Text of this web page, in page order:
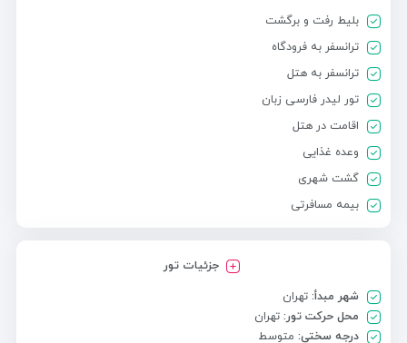
بلیط رفت و برگشت
ترانسفر به فرودگاه
ترانسفر به هتل
تور لیدر فارسی زبان
اقامت در هتل
وعده غذایی
گشت شهری
بیمه مسافرتی
جزئیات تور
شهر مبدأ: تهران
محل حرکت تور: تهران
درجه سختی: متوسط